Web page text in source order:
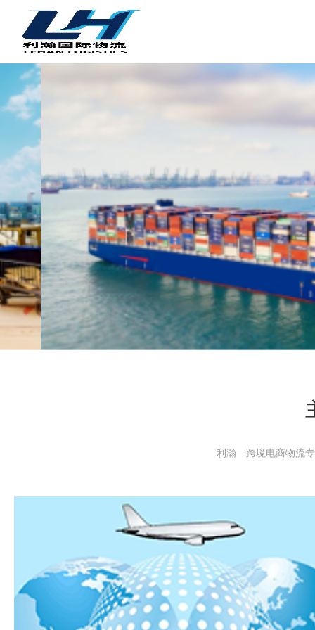
利瀚—跨境电商物流